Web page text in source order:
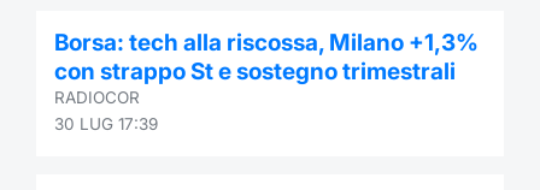
Borsa: tech alla riscossa, Milano +1,3%
con strappo St e sostegno trimestrali
RADIOCOR
30 LUG 17:39